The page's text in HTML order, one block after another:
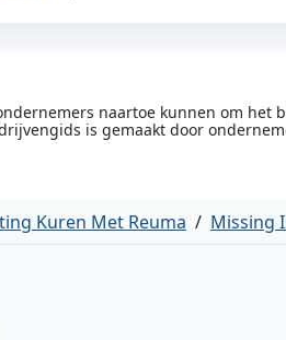
naartoe kunnen om het
is gemaakt door
Kuren Met Reuma / Missing